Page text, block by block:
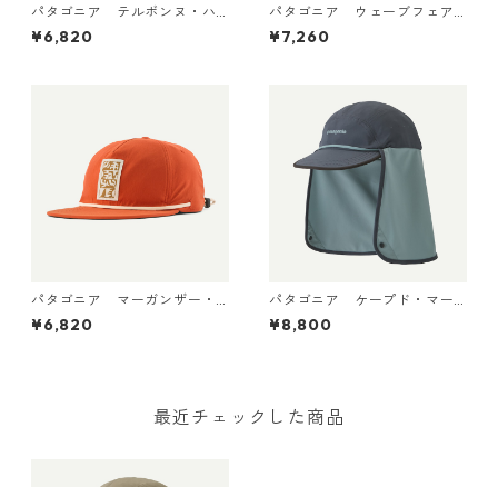
パタゴニア テルボンヌ・ハ
ット (カラー Light Violet) P
atagonia Terrebonne Hat 日
¥6,820
パタゴニア ウェーブフェア
ラー・バケツ・ハット （カ
ラーKaleido: Black） Patago
¥7,260
パタゴニア マーガンザー・
ハット Mother Rays: Coal
Orange 33482
¥6,820
パタゴニア ケープド・マー
ガンザー・ハット Smolder
Blue 33570
¥8,800
最近チェックした商品